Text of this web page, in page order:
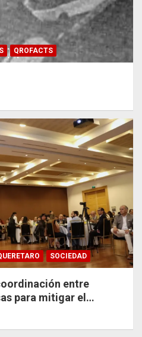
QROFACTS
SOCIEDAD
entre
para mitigar el